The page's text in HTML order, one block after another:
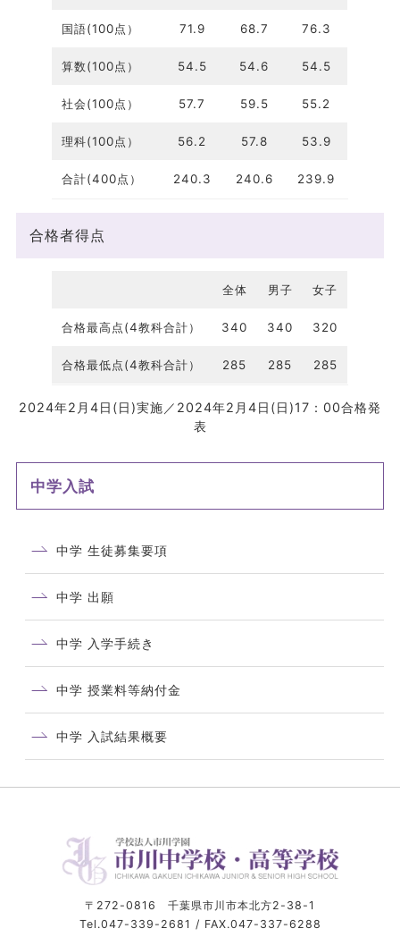
国語(100点） 71.9 68.7 76.3
算数(100点） 54.5 54.6 54.5
社会(100点） 57.7 59.5 55.2
理科(100点） 56.2 57.8 53.9
合計(400点） 240.3 240.6 239.9
合格者得点
全体 男子 女子
合格最高点(4教科合計） 340 340 320
合格最低点(4教科合計） 285 285 285
2024年2月4日(日)実施／2024年2月4日(日)17：00合格発
表
中学入試
中学 生徒募集要項
中学 出願
中学 入学手続き
中学 授業料等納付金
中学 入試結果概要
〒272-0816 千葉県市川市本北方2-38-1
Tel.047-339-2681 / FAX.047-337-6288